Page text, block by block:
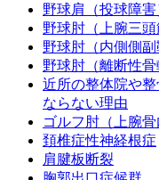
野球肩（投球障害
野球肘（上腕三頭
野球肘（内側側副
野球肘（離断性骨
近所の整体院や
ならない理由
ゴルフ肘（上腕骨
頚椎症性神経根症
肩腱板断裂